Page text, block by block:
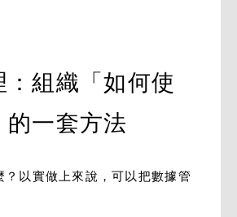
：組織「如何使
的一套方法
？以實做上來說，可以把數據管